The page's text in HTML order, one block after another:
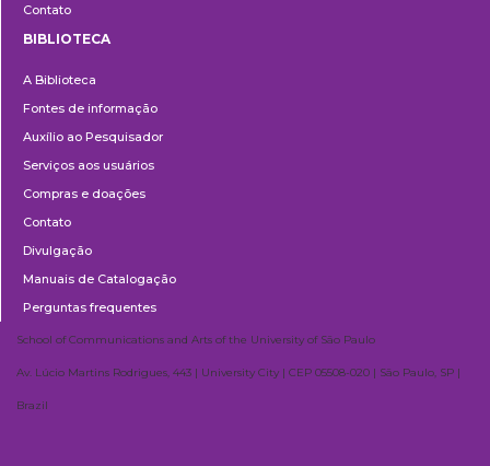
Contato
BIBLIOTECA
A Biblioteca
Fontes de informação
Auxílio ao Pesquisador
Serviços aos usuários
Compras e doações
Contato
Divulgação
Manuais de Catalogação
Perguntas frequentes
School of Communications and Arts of the University of São Paulo
Av. Lúcio Martins Rodrigues, 443 | University City | CEP 05508-020 | São Paulo, SP |
Brazil